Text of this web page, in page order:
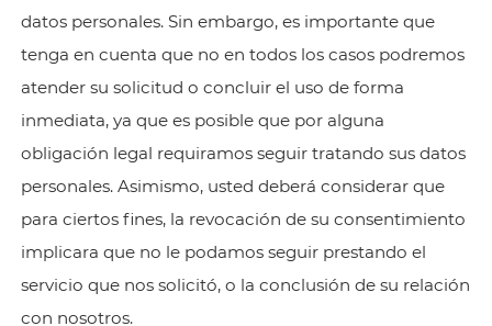
datos personales. Sin embargo, es importante que
tenga en cuenta que no en todos los casos podremos
atender su solicitud o concluir el uso de forma
inmediata, ya que es posible que por alguna
obligación legal requiramos seguir tratando sus datos
personales. Asimismo, usted deberá considerar que
para ciertos fines, la revocación de su consentimiento
implicara que no le podamos seguir prestando el
servicio que nos solicitó, o la conclusión de su relación
con nosotros.